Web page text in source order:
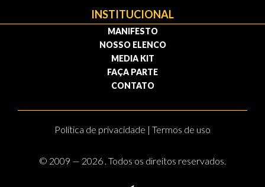
INSTITUCIONAL
MANIFESTO
NOSSO ELENCO
MEDIA KIT
FAÇA PARTE
CONTATO
Política de privacidade | Termos de uso
© 2009 — 2026 . Todos os direitos reservados.